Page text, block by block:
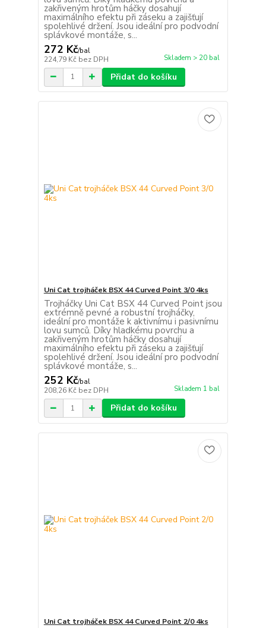
zakřiveným hrotům háčky dosahují
maximálního efektu při záseku a zajišťují
spolehlivé držení. Jsou ideální pro podvodní
splávkové montáže, s...
272 Kč/bal
224,79 Kč bez DPH Skladem > 20 bal
Přidat do košíku
Uni Cat trojháček BSX 44 Curved Point 3/0 4ks
Trojháčky Uni Cat BSX 44 Curved Point jsou
extrémně pevné a robustní trojháčky,
ideální pro montáže k aktivnímu i pasivnímu
lovu sumců. Díky hladkému povrchu a
zakřiveným hrotům háčky dosahují
maximálního efektu při záseku a zajišťují
spolehlivé držení. Jsou ideální pro podvodní
splávkové montáže, s...
252 Kč/bal
208,26 Kč bez DPH Skladem 1 bal
Přidat do košíku
Uni Cat trojháček BSX 44 Curved Point 2/0 4ks